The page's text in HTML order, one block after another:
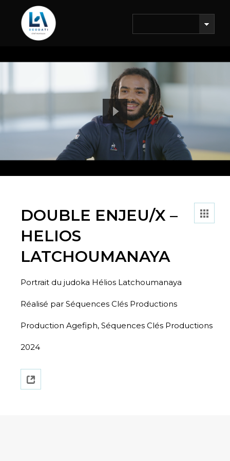
DOUBLE ENJEU/X –
HELIOS
LATCHOUMANAYA
Portrait du judoka Hélios Latchoumanaya
Réalisé par Séquences Clés Productions
Production Agefiph, Séquences Clés Productions
2024